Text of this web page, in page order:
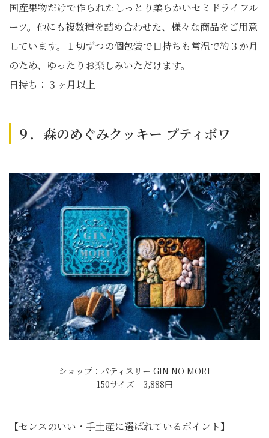
国産果物だけで作られたしっとり柔らかいセミドライフル
ーツ。他にも複数種を詰め合わせた、様々な商品をご用意
しています。１切ずつの個包装で日持ちも常温で約３か月
のため、ゆったりお楽しみいただけます。
日持ち：３ヶ月以上
９．森のめぐみクッキー プティボワ
ショップ：パティスリー GIN NO MORI
150サイズ 3,888円
【センスのいい・手土産に選ばれているポイント】